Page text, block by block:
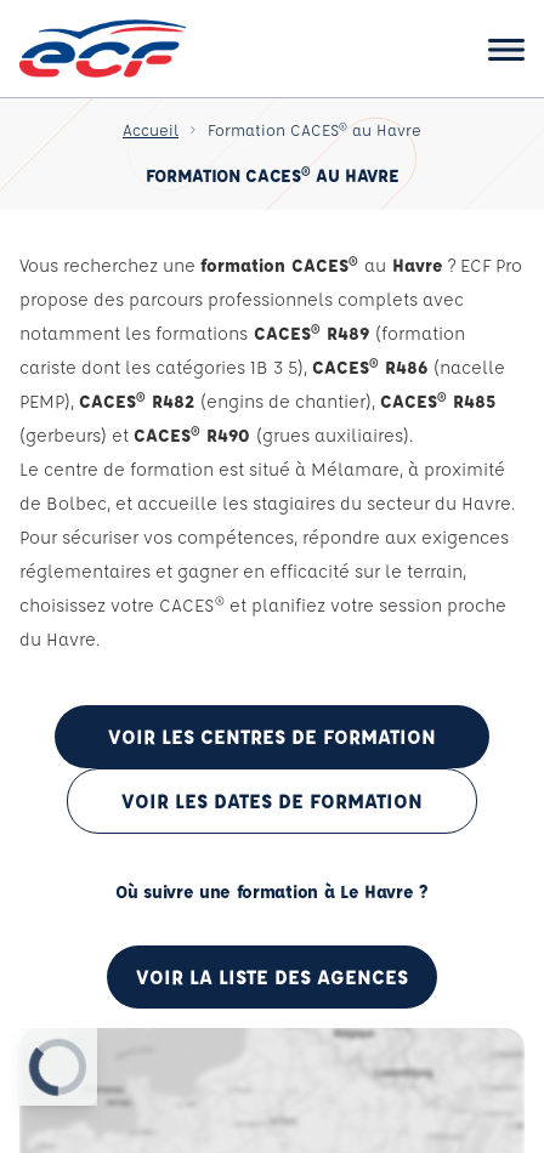
Accueil Formation CACES® au Havre
FORMATION CACES® AU HAVRE
Vous recherchez une formation CACES® au Havre ? ECF Pro
propose des parcours professionnels complets avec
notamment les formations CACES® R489 (formation
cariste dont les catégories 1B 3 5), CACES® R486 (nacelle
PEMP), CACES® R482 (engins de chantier), CACES® R485
(gerbeurs) et CACES® R490 (grues auxiliaires).
Le centre de formation est situé à Mélamare, à proximité
de Bolbec, et accueille les stagiaires du secteur du Havre.
Pour sécuriser vos compétences, répondre aux exigences
réglementaires et gagner en efficacité sur le terrain,
choisissez votre CACES® et planifiez votre session proche
du Havre.
VOIR LES CENTRES DE FORMATION
VOIR LES DATES DE FORMATION
Où suivre une formation à Le Havre ?
VOIR LA LISTE DES AGENCES